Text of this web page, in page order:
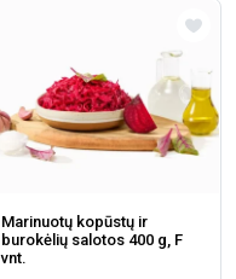
Marinuotų kopūstų ir
burokėlių salotos 400 g, F
vnt.